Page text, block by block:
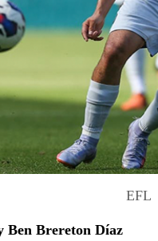
EFL
Ben Brereton Díaz